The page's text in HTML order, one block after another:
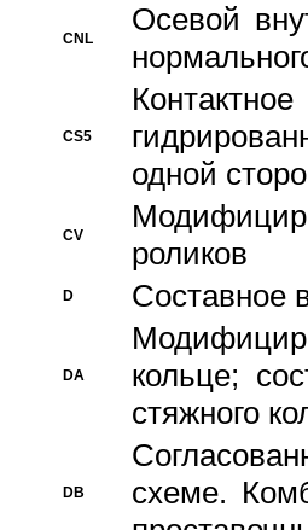
CNL
Осевой
CS5
одной
CV
роликов
D Составное
DA
кольце;
стяжного
DB
схеме.